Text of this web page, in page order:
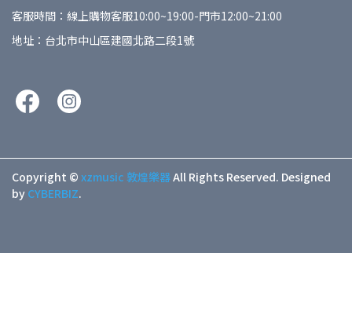
客服時間：線上購物客服10:00~19:00-門市12:00~21:00
地址：台北市中山區建國北路二段1號
Copyright © xzmusic 敦煌樂器All Rights Reserved. Designed
by CYBERBIZ.